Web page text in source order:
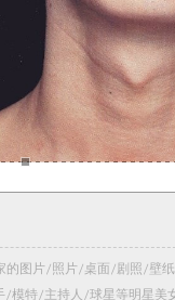
的图片/照片/桌面/剧照/壁
/模特/主持人/球星等明星美